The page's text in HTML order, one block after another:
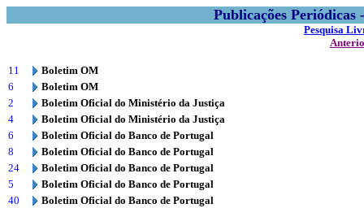
Publicações
Pesquisa
11
Boletim OM
6
Boletim OM
2
Boletim Oficial do Ministério da Justiça
4
Boletim Oficial do Ministério da Justiça
6
Boletim Oficial do Banco de Portugal
8
Boletim Oficial do Banco de Portugal
24
Boletim Oficial do Banco de Portugal
5
Boletim Oficial do Banco de Portugal
40
Boletim Oficial do Banco de Portugal